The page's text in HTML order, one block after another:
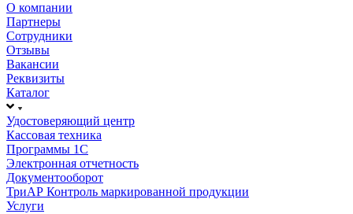
О компании
Партнеры
Сотрудники
Отзывы
Вакансии
Реквизиты
Каталог
Удостоверяющий центр
Кассовая техника
Программы 1С
Электронная отчетность
Документооборот
ТриАР Контроль маркированной продукции
Услуги